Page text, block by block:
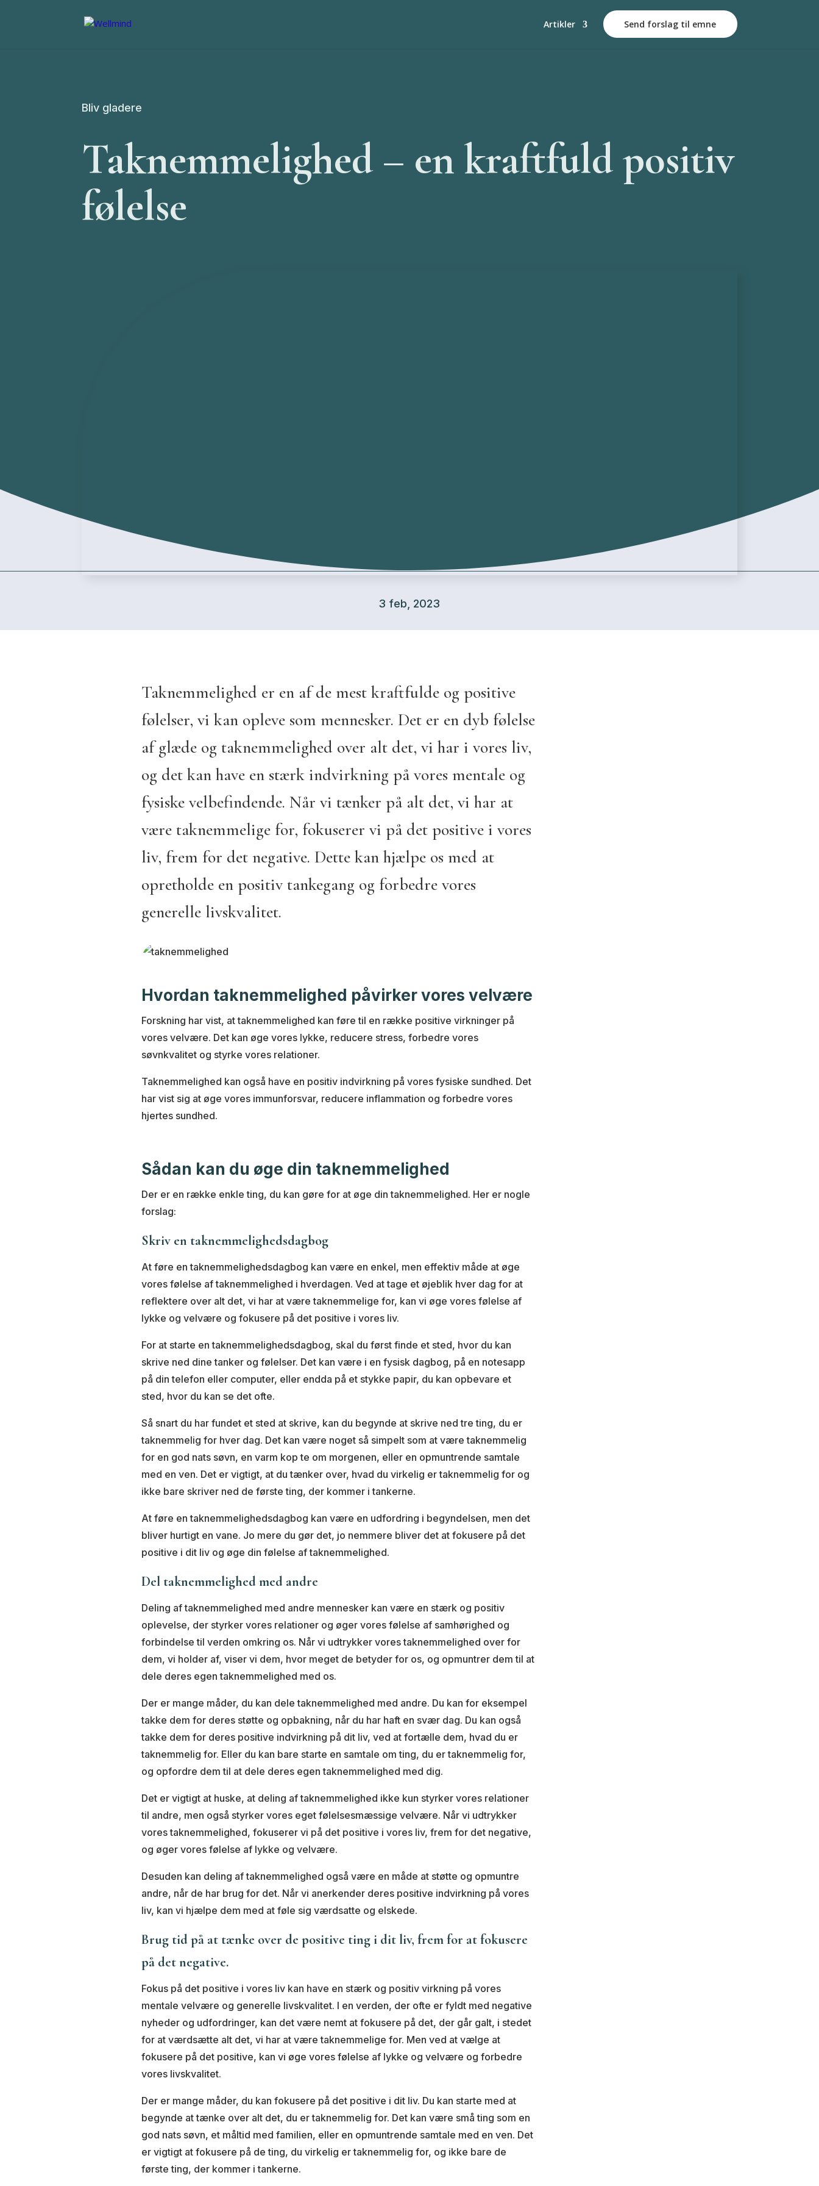
Artikler Send forslag til emne
Bliv gladere
Taknemmelighed – en kraftfuld positiv
følelse
3 feb, 2023
Taknemmelighed er en af de mest kraftfulde og positive
følelser, vi kan opleve som mennesker. Det er en dyb følelse
af glæde og taknemmelighed over alt det, vi har i vores liv,
og det kan have en stærk indvirkning på vores mentale og
fysiske velbefindende. Når vi tænker på alt det, vi har at
være taknemmelige for, fokuserer vi på det positive i vores
liv, frem for det negative. Dette kan hjælpe os med at
opretholde en positiv tankegang og forbedre vores
generelle livskvalitet.
Hvordan taknemmelighed påvirker vores velvære
Forskning har vist, at taknemmelighed kan føre til en række positive virkninger på
vores velvære. Det kan øge vores lykke, reducere stress, forbedre vores
søvnkvalitet og styrke vores relationer.
Taknemmelighed kan også have en positiv indvirkning på vores fysiske sundhed. Det
har vist sig at øge vores immunforsvar, reducere inflammation og forbedre vores
hjertes sundhed.
Sådan kan du øge din taknemmelighed
Der er en række enkle ting, du kan gøre for at øge din taknemmelighed. Her er nogle
forslag:
Skriv en taknemmelighedsdagbog
At føre en taknemmelighedsdagbog kan være en enkel, men effektiv måde at øge
vores følelse af taknemmelighed i hverdagen. Ved at tage et øjeblik hver dag for at
reflektere over alt det, vi har at være taknemmelige for, kan vi øge vores følelse af
lykke og velvære og fokusere på det positive i vores liv.
For at starte en taknemmelighedsdagbog, skal du først finde et sted, hvor du kan
skrive ned dine tanker og følelser. Det kan være i en fysisk dagbog, på en notesapp
på din telefon eller computer, eller endda på et stykke papir, du kan opbevare et
sted, hvor du kan se det ofte.
Så snart du har fundet et sted at skrive, kan du begynde at skrive ned tre ting, du er
taknemmelig for hver dag. Det kan være noget så simpelt som at være taknemmelig
for en god nats søvn, en varm kop te om morgenen, eller en opmuntrende samtale
med en ven. Det er vigtigt, at du tænker over, hvad du virkelig er taknemmelig for og
ikke bare skriver ned de første ting, der kommer i tankerne.
At føre en taknemmelighedsdagbog kan være en udfordring i begyndelsen, men det
bliver hurtigt en vane. Jo mere du gør det, jo nemmere bliver det at fokusere på det
positive i dit liv og øge din følelse af taknemmelighed.
Del taknemmelighed med andre
Deling af taknemmelighed med andre mennesker kan være en stærk og positiv
oplevelse, der styrker vores relationer og øger vores følelse af samhørighed og
forbindelse til verden omkring os. Når vi udtrykker vores taknemmelighed over for
dem, vi holder af, viser vi dem, hvor meget de betyder for os, og opmuntrer dem til at
dele deres egen taknemmelighed med os.
Der er mange måder, du kan dele taknemmelighed med andre. Du kan for eksempel
takke dem for deres støtte og opbakning, når du har haft en svær dag. Du kan også
takke dem for deres positive indvirkning på dit liv, ved at fortælle dem, hvad du er
taknemmelig for. Eller du kan bare starte en samtale om ting, du er taknemmelig for,
og opfordre dem til at dele deres egen taknemmelighed med dig.
Det er vigtigt at huske, at deling af taknemmelighed ikke kun styrker vores relationer
til andre, men også styrker vores eget følelsesmæssige velvære. Når vi udtrykker
vores taknemmelighed, fokuserer vi på det positive i vores liv, frem for det negative,
og øger vores følelse af lykke og velvære.
Desuden kan deling af taknemmelighed også være en måde at støtte og opmuntre
andre, når de har brug for det. Når vi anerkender deres positive indvirkning på vores
liv, kan vi hjælpe dem med at føle sig værdsatte og elskede.
Brug tid på at tænke over de positive ting i dit liv, frem for at fokusere
på det negative.
Fokus på det positive i vores liv kan have en stærk og positiv virkning på vores
mentale velvære og generelle livskvalitet. I en verden, der ofte er fyldt med negative
nyheder og udfordringer, kan det være nemt at fokusere på det, der går galt, i stedet
for at værdsætte alt det, vi har at være taknemmelige for. Men ved at vælge at
fokusere på det positive, kan vi øge vores følelse af lykke og velvære og forbedre
vores livskvalitet.
Der er mange måder, du kan fokusere på det positive i dit liv. Du kan starte med at
begynde at tænke over alt det, du er taknemmelig for. Det kan være små ting som en
god nats søvn, et måltid med familien, eller en opmuntrende samtale med en ven. Det
er vigtigt at fokusere på de ting, du virkelig er taknemmelig for, og ikke bare de
første ting, der kommer i tankerne.